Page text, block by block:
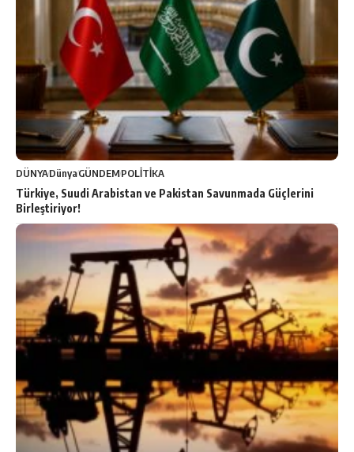
DÜNYADünyaGÜNDEMPOLİTİKA
Türkiye, Suudi Arabistan ve Pakistan Savunmada Güçlerini
Birleştiriyor!